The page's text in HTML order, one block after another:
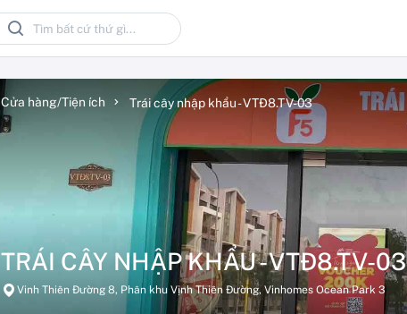
Cửa hàng/Tiện ích Trái cây nhập khẩu - VTĐ8.TV-03
TRÁI CÂY NHẬP KHẨU - VTĐ8.TV-03
Vinh Thiên Đường 8, Phân khu Vịnh Thiên Đường, Vinhomes Ocean Park 3